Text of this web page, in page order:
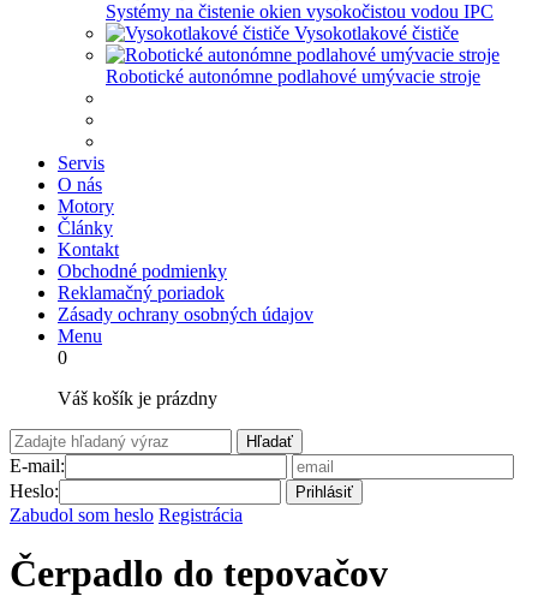
Systémy na čistenie okien vysokočistou vodou IPC
Vysokotlakové čističe
Robotické autonómne podlahové umývacie stroje
Servis
O nás
Motory
Články
Kontakt
Obchodné podmienky
Reklamačný poriadok
Zásady ochrany osobných údajov
Menu
0
Váš košík je prázdny
Hľadať
E-mail:
Heslo:
Prihlásiť
Zabudol som heslo Registrácia
Čerpadlo do tepovačov